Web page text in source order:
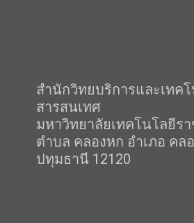
สำนักวิทยบริการและเทค
สารสนเทศ
มหาวิทยาลัยเทคโนโลยีร
ตำบล คลองหก อำเภอ คล
ปทุมธานี 12120